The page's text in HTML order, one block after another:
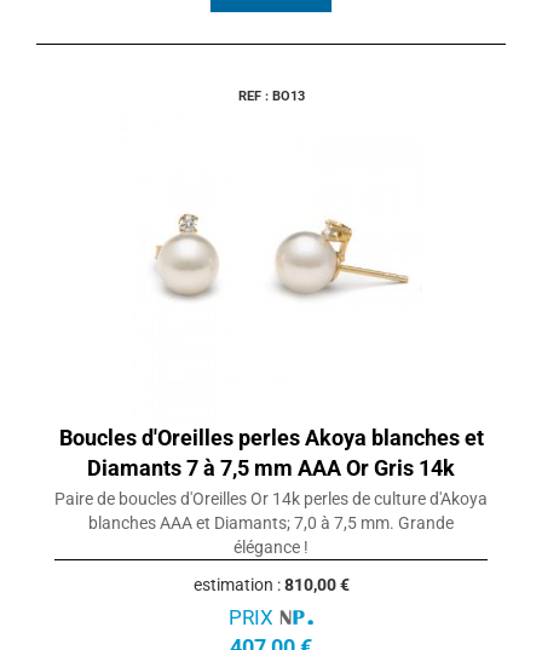
REF : BO13
Boucles d'Oreilles perles Akoya blanches et
Diamants 7 à 7,5 mm AAA Or Gris 14k
Paire de boucles d'Oreilles Or 14k perles de culture d'Akoya
blanches AAA et Diamants; 7,0 à 7,5 mm. Grande
élégance !
estimation :810,00 €
PRIX